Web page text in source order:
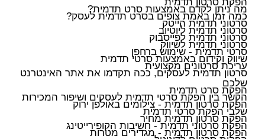
הפקת סרטון תדמית
מה ניתן לקדם באמצעות סרט תדמית?
כמה זמן באמת צופים בסרט תדמית לעסק?
סרטוני תדמית הייטק
סרטוני תדמית ליוטיוב
סרטוני תדמית לפייסבוק
סרטוני תדמית לשיווק
סרטי תדמית - שימוש ברחפן
שיווק וקידום באמצעות סרטי תדמית
עריכת סרטונים מקצועית
סרטון תדמית לעסקים, ככה תקדמו את אתר האינטרנט
שלכם
הפקת סרט תדמית
הקשר בין הפקת סרטי תדמית לעסקים ושיפור המכירות
הפקת סרטון תדמית - צילומים באולפן ירוק
שלבי הפקת סרטי תדמית
הפקת סרטון תדמית מחיר
הפקת סרטוני תדמית - חשיבות הקופירייטינג
הפקת סרטון תדמית - מגדירים מטרות